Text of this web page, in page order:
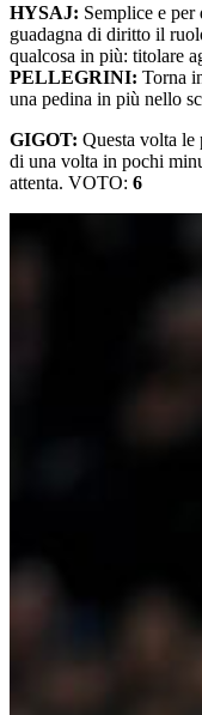
HYSAJ: Semplice e
guadagna di diritto il
qualcosa in più: titolare
PELLEGRINI: Torna
una pedina in più nello
GIGOT: Questa volta le
di una volta in pochi
attenta. VOTO: 6